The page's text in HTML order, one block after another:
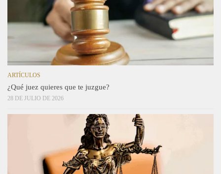
ARTÍCULOS
¿Qué juez quieres que te juzgue?
28 DE JULIO DE 2026